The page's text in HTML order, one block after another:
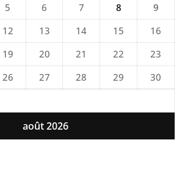
août 2026
5 6 7 8
9
12 13 14 15
16
19 20 21 22
23
26 27 28 29
30